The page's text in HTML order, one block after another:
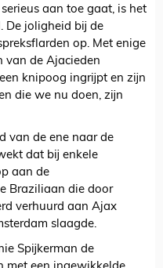
aan toe gaat, is het
De joligheid bij de
op. Met enige
van de Ajacieden
knipoog ingrijpt en zijn
die we nu doen, zijn
van de ene naar de
dat bij enkele
aan de
Braziliaan die door
verhuurd aan Ajax
slaagde.
Spijkerman de